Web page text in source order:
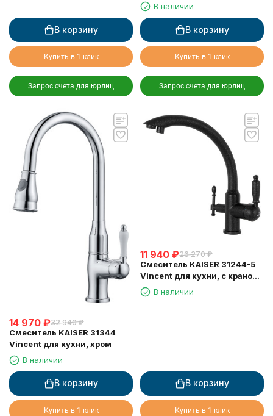
В корзину
Купить в 1 клик
Запрос счета для юрлиц
сенсорное управление,
вытяжная лейка, Sensor
В наличии
В корзину
Купить в 1 клик
Запрос счета для юрлиц
14 970 ₽32 940 ₽
Смеситель KAISER 31344
Vincent для кухни, хром
В наличии
В корзину
Купить в 1 клик
11 940 ₽26 270 ₽
Смеситель KAISER 31244-5
Vincent для кухни, с краном
для питьевой воды, черный
металлик
В наличии
В корзину
Купить в 1 клик